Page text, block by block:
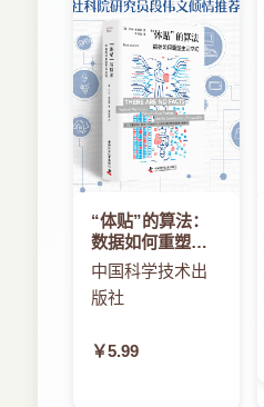
“体贴”的算法：
数据如何重塑生
活空间
中国科学技术出
版社
￥5.99